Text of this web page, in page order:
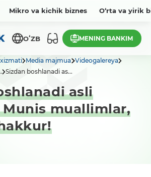
Mikro va kichik biznes O‘rta va yirik
OʻZB MENING BANKIM
Media majmua Videogalereya
Sizdan boshlanadi as...
asli
muallimlar,